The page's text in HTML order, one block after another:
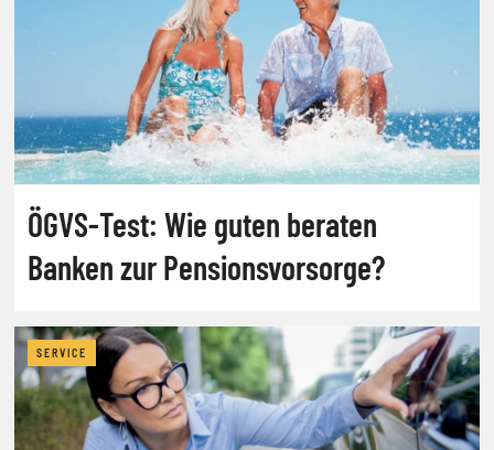
ÖGVS-Test: Wie guten beraten
Banken zur Pensionsvorsorge?
SERVICE